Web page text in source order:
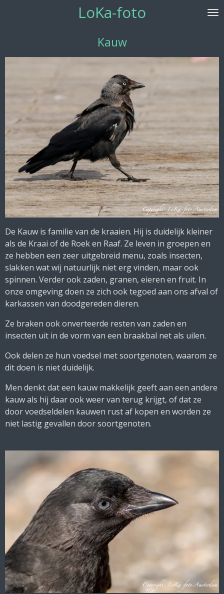
hoofdinhoud
LoKa-foto
Kauw
De Kauw is familie van de kraaien. Hij is duidelijk kleiner
als de Kraai of de Roek en Raaf. Ze leven in groepen en
ze hebben een zeer uitgebreid menu, zoals insecten,
slakken wat wij natuurlijk niet erg vinden, maar ook
spinnen. Verder ook zaden, granen, eieren en fruit. In
onze omgeving doen ze zich ook tegoed aan ons afval of
karkassen van doodgereden dieren.
Ze braken ook onverteerde resten van zaden en
insecten uit in de vorm van een braakbal net als uilen.
Ook delen ze hun voedsel met soortgenoten, waarom ze
dit doen is niet duidelijk.
Men denkt dat een kauw makkelijk geeft aan een andere
kauw als hij daar ook weer van terug krijgt, of dat ze
door voedseldelen kauwen rust af kopen en worden ze
niet lastig gevallen door soortgenoten.